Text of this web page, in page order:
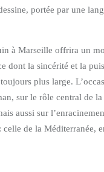
portée par une
à Marseille offrira un
dont la sincérité et la
plus large.
sur le rôle central de
aussi sur
de la Méditerranée,